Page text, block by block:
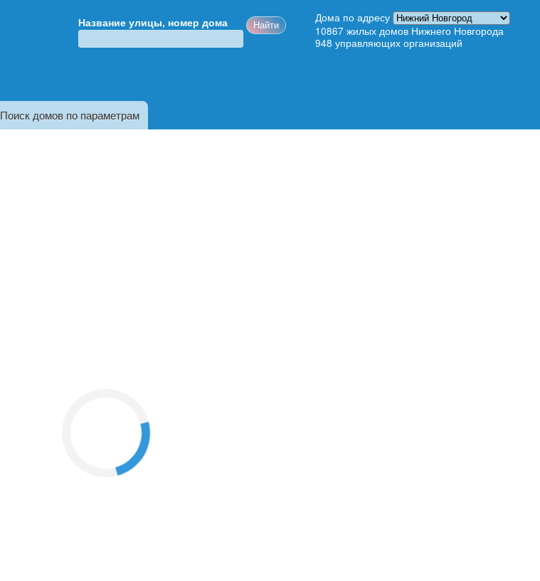
Название улицы, номер дома
Дома по адресу
10867 жилых домов Нижнего Новгорода
948 управляющих организаций
Поиск домов по параметрам